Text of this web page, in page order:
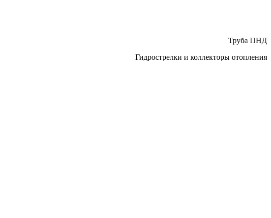
Труба ПНД
Гидрострелки и коллекторы отопления